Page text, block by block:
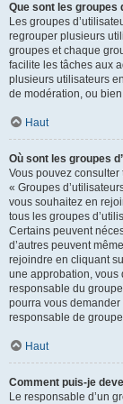
Que sont les groupes
Les groupes
regrouper plusieurs
groupes et chaque
facilite les tâches aux
plusieurs utilisateurs
de modération, ou
Haut
Où sont les groupes
Vous pouvez
« Groupes
vous souhaitez en
tous les groupes
Certains peuvent
d’autres peuvent
rejoindre en cliquant
une approbation, vous
responsable du
pourra vous
responsable de
Haut
Comment puis-je
Le responsable d’un